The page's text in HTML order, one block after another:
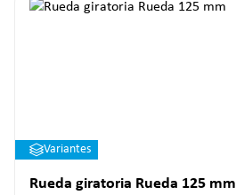
Variantes
Rueda giratoria Rueda 125 mm